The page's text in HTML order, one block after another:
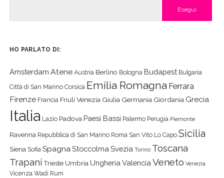
HO PARLATO DI:
Amsterdam Atene Austria Berlino Bologna Budapest Bulgaria
Città di San Marino Corsica Emilia Romagna Ferrara
Firenze Francia Friuli Venezia Giulia Germania Giordania Grecia
Italia Lazio Padova Paesi Bassi Palermo Perugia Piemonte
Ravenna Repubblica di San Marino Roma San Vito Lo Capo Sicilia
Siena Sofia SpagnaStoccolma Svezia Torino Toscana
Trapani Trieste Umbria Ungheria Valencia Veneto Venezia
Vicenza Wadi Rum